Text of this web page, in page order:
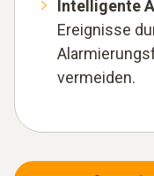
Intelligente
Ereignisse
vermeiden.